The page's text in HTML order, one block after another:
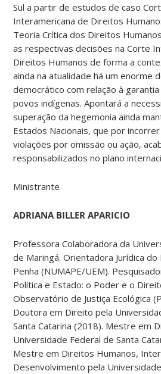
Sul a partir de estudos de caso
Interamericana de Direitos
Teoria Crítica dos Direitos
as respectivas decisões na Corte
Direitos Humanos de forma a
ainda na atualidade há um enorme
democrático com relação à
povos indígenas. Apontará a
superação da hegemonia ainda
Estados Nacionais, que por
violações por omissão ou ação,
responsabilizados no plano
Ministrante
ADRIANA BILLER APARICIO
Professora Colaboradora da
de Maringá. Orientadora Jurídica do
Penha (NUMAPE/UEM).
Política e Estado: o Poder e o
Observatório de Justiça Ecológica
Doutora em Direito pela
Santa Catarina (2018). Mestre em
Universidade Federal de Santa
Mestre em Direitos Humanos,
Desenvolvimento pela